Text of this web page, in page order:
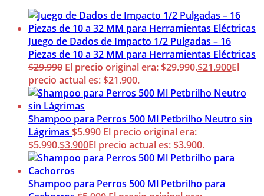
Juego de Dados de Impacto 1/2 Pulgadas – 16
Piezas de 10 a 32 MM para Herramientas Eléctricas
$29.990 El precio original era: $29.990.$21.900El
precio actual es: $21.900.
Shampoo para Perros 500 Ml Petbrilho Neutro sin
Lágrimas $5.990 El precio original era:
$5.990.$3.900El precio actual es: $3.900.
Shampoo para Perros 500 Ml Petbrilho para